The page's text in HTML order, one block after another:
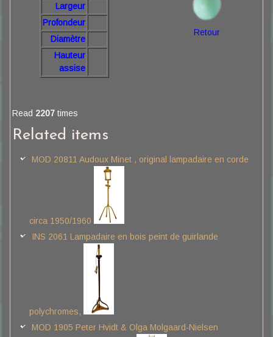
Largeur
Profondeur
Diamètre
Hauteur
assise
Retour
Read 2207 times
Related items
MOD 20811 Audoux Minet , original lampadaire en corde
circa 1950/1960
INS 2061 Lampadaire en bois peint de guirlande
polychromes,
MOD 1905 Peter Hvidt & Olga Molgaard-Nielsen